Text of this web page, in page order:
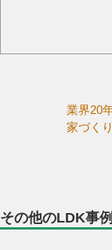
業界20
家づく
その他のLDK事